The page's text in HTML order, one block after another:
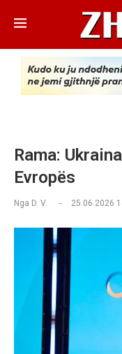
Rama:
Evropës
Nga D. V. 25.06.2026